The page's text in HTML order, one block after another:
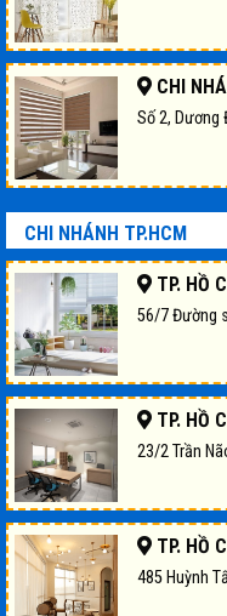
CHI
Số 2, Dương
CHI NHÁNH TP.HCM
TP. HỒ
56/7 Đường
TP. HỒ
23/2 Trần
TP. HỒ
485 Huỳnh